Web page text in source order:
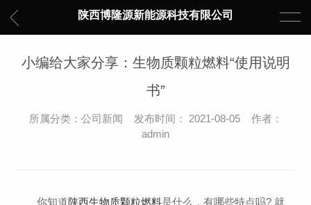
陕西博隆源新能源科技有限公司
小编给大家分享：生物质颗粒燃料“使用说明
书”
所属分类：公司新闻 发布时间： 2021-08-05 作者：
admin
你知道陕西生物质颗粒燃料是什么，有哪些特点吗? 就